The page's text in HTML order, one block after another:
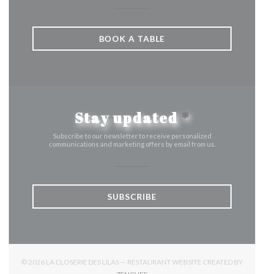
BOOK A TABLE
Stay updated*
Subscribe to our newsletter to receive personalized
communications and marketing offers by email from us.
SUBSCRIBE
© 2026 LA CLOSERIE DES LILAS — RESTAURANT WEBSITE CREATED BY